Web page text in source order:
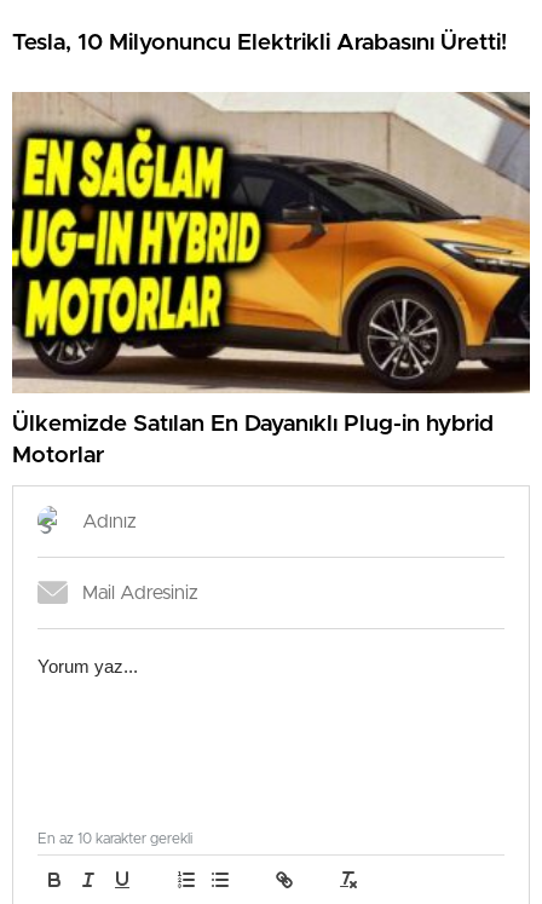
Tesla, 10 Milyonuncu Elektrikli Arabasını Üretti!
Ülkemizde Satılan En Dayanıklı Plug-in hybrid
Motorlar
En az 10 karakter gerekli